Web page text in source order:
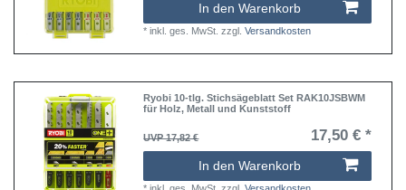
In den Warenkorb
*inkl. ges. MwSt. zzgl.Versandkosten
Ryobi 10-tlg. Stichsägeblatt Set RAK10JSBWM
für Holz, Metall und Kunststoff
UVP 17,82 € 17,50 € *
In den Warenkorb